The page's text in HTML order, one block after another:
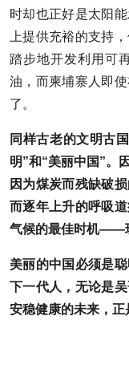
时却也正好是太阳
上提供充裕的支持
踏步地开发利用 可
油，而柬埔寨人即
了。
同样古老的文明古
明”和“美丽中国”。
因为煤炭而残缺破
而逐年上升的呼吸
气候的最佳时机——
美丽的中国必须是
下一代人，无论是
安稳健康的未来，正